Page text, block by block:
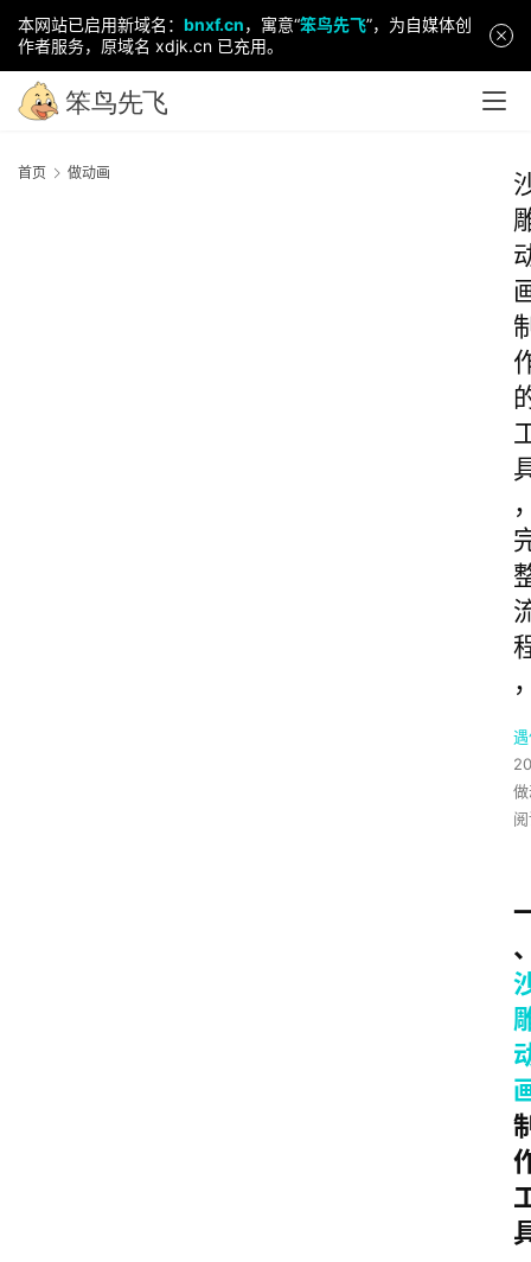
本网站已启用新域名： bnxf.cn，寓意“笨鸟先飞”，为自媒体创
作者服务，原域名 xdjk.cn 已充用。
首页 做动画